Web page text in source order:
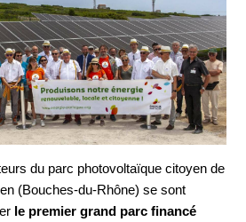
du parc photovoltaïque citoyen de
(Bouches-du-Rhône) se sont
le premier grand parc financé